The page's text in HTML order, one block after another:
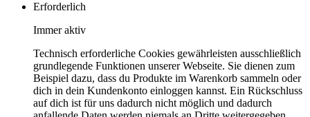
Erforderlich
Immer aktiv
Technisch erforderliche Cookies gewährleisten ausschließlich
grundlegende Funktionen unserer Webseite. Sie dienen zum
Beispiel dazu, dass du Produkte im Warenkorb sammeln oder
dich in dein Kundenkonto einloggen kannst. Ein Rückschluss
auf dich ist für uns dadurch nicht möglich und dadurch